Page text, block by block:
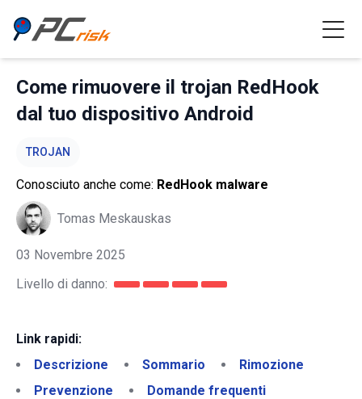
Come rimuovere il trojan RedHook
dal tuo dispositivo Android
TROJAN
Conosciuto anche come: RedHook malware
Tomas Meskauskas
03 Novembre 2025
Livello di danno:
Link rapidi:
Descrizione
Sommario
Rimozione
Prevenzione
Domande frequenti